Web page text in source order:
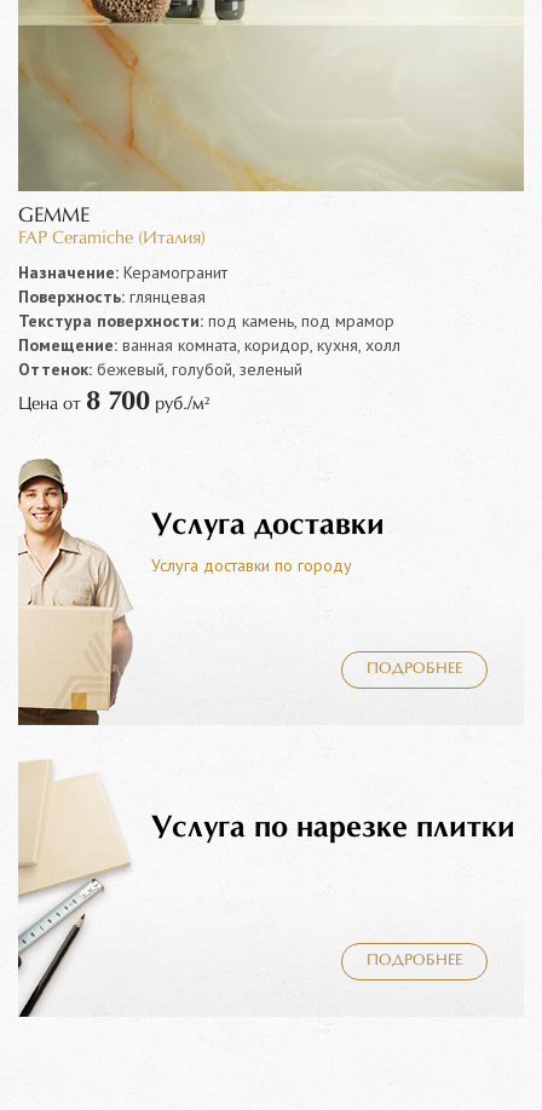
GEMME
FAP Ceramiche (Италия)
Назначение: Керамогранит
Поверхность: глянцевая
Текстура поверхности: под камень, под мрамор
Помещение: ванная комната, коридор, кухня, холл
Оттенок: бежевый, голубой, зеленый
Цена от 8 700 руб./м²
Услуга доставки
Услуга доставки по городу
ПОДРОБНЕЕ
Услуга по нарезке плитки
ПОДРОБНЕЕ